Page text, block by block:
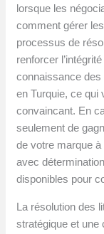
lorsque les
comment gérer
processus de
renforcer
connaissance des
en Turquie, ce qui
convaincant. En
seulement de
de votre marque
avec
disponibles pour
La résolution des
stratégique et une